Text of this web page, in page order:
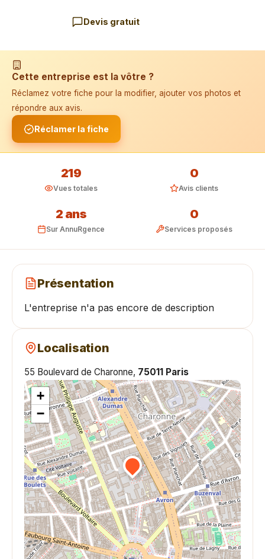
📱 Installer l'application
Devis gratuit
Cette entreprise est la vôtre ?
Réclamez votre fiche pour la modifier, ajouter vos photos et
répondre aux avis.
Réclamer la fiche
219
Vues totales
0
Avis clients
2 ans
Sur AnnuRgence
0
Services proposés
Présentation
L'entreprise n'a pas encore de description
Localisation
55 Boulevard de Charonne, 75011 Paris
+
−